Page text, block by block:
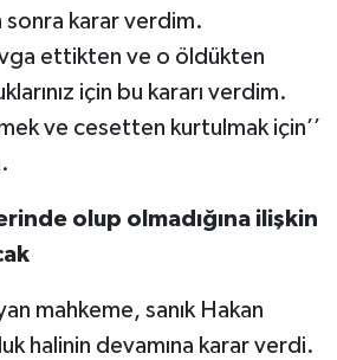
karar verdim.
ettikten ve o öldükten
için bu kararı verdim.
ve cesetten kurtulmak için’’
olup olmadığına ilişkin
mahkeme, sanık Hakan
halinin devamına karar verdi.